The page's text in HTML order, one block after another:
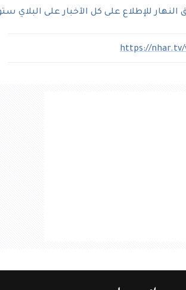
للإطلاع على كل الآخبار على البلاي
https://nhar.tv/